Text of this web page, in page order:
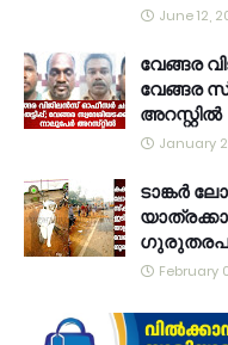
June 12,
വേങ്ങര
വേങ്ങര
അറസ്റ്റിൽ
January
ടാങ്കർ
February